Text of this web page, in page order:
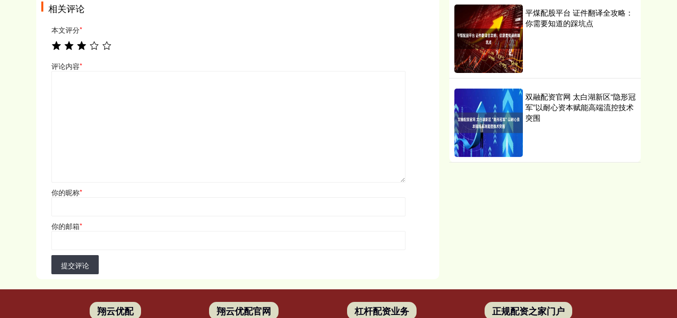
相关评论
本文评分*
评论内容*
你的昵称*
你的邮箱*
提交评论
平煤配股平台 证件翻译全攻略：
你需要知道的踩坑点
双融配资官网 太白湖新区“隐形冠
军”以耐心资本赋能高端流控技术
突围
翔云优配 翔云优配官网 杠杆配资业务 正规配资之家门户